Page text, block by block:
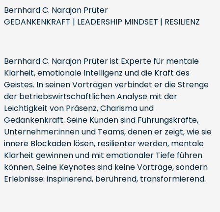
Bernhard C. Narajan Prüter
GEDANKENKRAFT | LEADERSHIP MINDSET | RESILIENZ
Bernhard C. Narajan Prüter ist Experte für mentale
Klarheit, emotionale Intelligenz und die Kraft des
Geistes. In seinen Vorträgen verbindet er die Strenge
der betriebswirtschaftlichen Analyse mit der
Leichtigkeit von Präsenz, Charisma und
Gedankenkraft. Seine Kunden sind Führungskräfte,
Unternehmer:innen und Teams, denen er zeigt, wie sie
innere Blockaden lösen, resilienter werden, mentale
Klarheit gewinnen und mit emotionaler Tiefe führen
können. Seine Keynotes sind keine Vorträge, sondern
Erlebnisse: inspirierend, berührend, transformierend.